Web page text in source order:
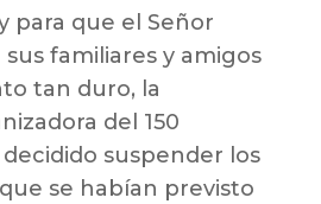
para que el Señor
familiares y amigos
tan duro, la
del 150
suspender los
se habían previsto